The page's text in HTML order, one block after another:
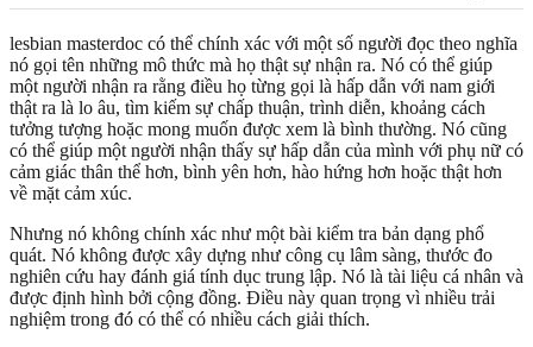
lesbian masterdoc có thể chính xác với một số người đọc theo nghĩa
nó gọi tên những mô thức mà họ thật sự nhận ra. Nó có thể giúp
một người nhận ra rằng điều họ từng gọi là hấp dẫn với nam giới
thật ra là lo âu, tìm kiếm sự chấp thuận, trình diễn, khoảng cách
tưởng tượng hoặc mong muốn được xem là bình thường. Nó cũng
có thể giúp một người nhận thấy sự hấp dẫn của mình với phụ nữ có
cảm giác thân thể hơn, bình yên hơn, hào hứng hơn hoặc thật hơn
về mặt cảm xúc.
Nhưng nó không chính xác như một bài kiểm tra bản dạng phổ
quát. Nó không được xây dựng như công cụ lâm sàng, thước đo
nghiên cứu hay đánh giá tính dục trung lập. Nó là tài liệu cá nhân và
được định hình bởi cộng đồng. Điều này quan trọng vì nhiều trải
nghiệm trong đó có thể có nhiều cách giải thích.